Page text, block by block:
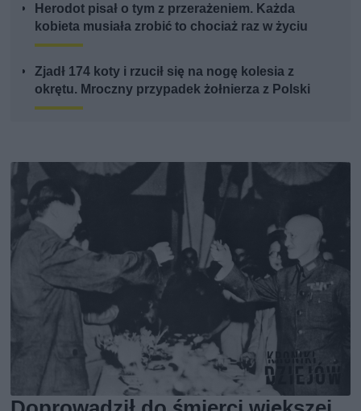
Herodot pisał o tym z przerażeniem. Każda
kobieta musiała zrobić to chociaż raz w życiu
Zjadł 174 koty i rzucił się na nogę kolesia z
okrętu. Mroczny przypadek żołnierza z Polski